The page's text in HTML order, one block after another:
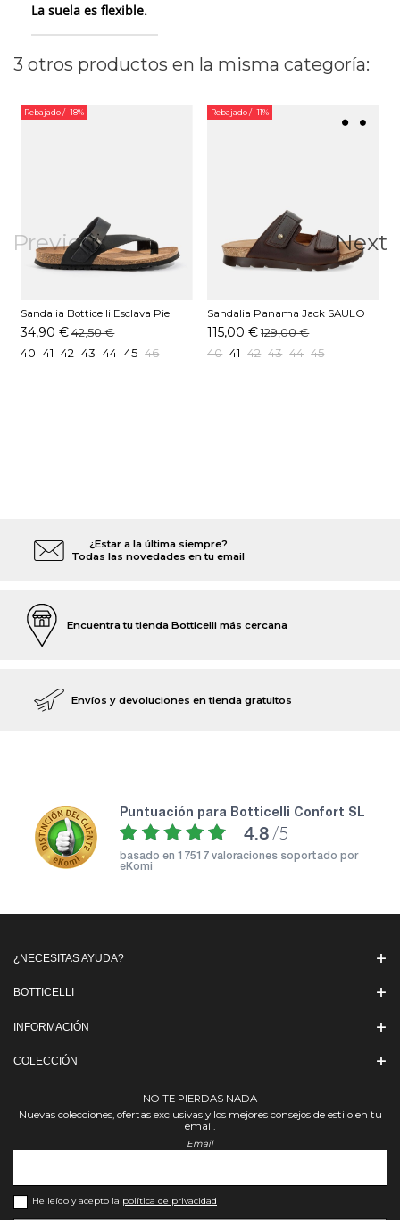
La suela es flexible.
3 otros productos en la misma categoría:
Previous
Rebajado/ -18%
Sandalia Botticelli Esclava Piel
Cepillado Negro
34,90 € 42,50 €
40 41 42 43 44 45 46
Rebajado/ -11%
Sandalia Panama Jack SAULO
C2 Marrón
115,00 € 129,00 €
40 41 42 43 44 45
Next
¿Estar a la última siempre?
Todas las novedades en tu email
Encuentra tu tienda Botticelli más cercana
Envíos y devoluciones en tienda gratuitos
puntuación para Botticelli Confort SL
4.8 /5
basado en 17517 valoraciones soportado por
eKomi
¿NECESITAS AYUDA?
BOTTICELLI
INFORMACIÓN
COLECCIÓN
NO TE PIERDAS NADA
Nuevas colecciones, ofertas exclusivas y los mejores consejos de estilo en tu
email.
Email
He leído y acepto la política de privacidad